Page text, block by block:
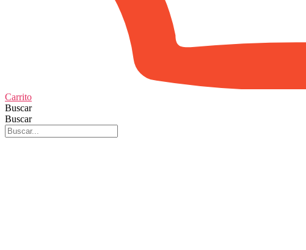
Carrito
Buscar
Buscar